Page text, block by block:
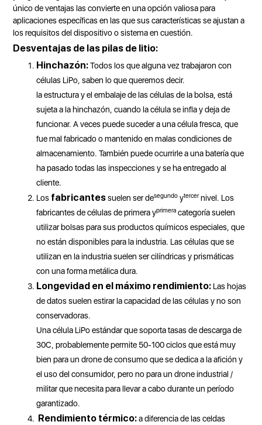
único de ventajas las convierte en una opción valiosa para
aplicaciones específicas en las que sus características se ajustan a
los requisitos del dispositivo o sistema en cuestión.
Desventajas de las pilas de litio:
Hinchazón:Todos los que alguna vez trabajaron con
células LiPo, saben lo que queremos decir.
la estructura y el embalaje de las células de la bolsa, está
sujeta a la hinchazón, cuando la célula se infla y deja de
funcionar. A veces puede suceder a una célula fresca, que
fue mal fabricado o mantenido en malas condiciones de
almacenamiento. También puede ocurrirle a una batería que
ha pasado todas las inspecciones y se ha entregado al
cliente.
Los fabricantessuelen ser desegundo ytercernivel. Los
fabricantes de células de primera yprimera categoría suelen
utilizar bolsas para sus productos químicos especiales, que
no están disponibles para la industria. Las células que se
utilizan en la industria suelen ser cilíndricas y prismáticas
con una forma metálica dura.
Longevidad en el máximo rendimiento: Las hojas
de datos suelen estirar la capacidad de las células y no son
conservadoras.
Una célula LiPo estándar que soporta tasas de descarga de
30C, probablemente permite 50-100 ciclos que está muy
bien para un drone de consumo que se dedica a la afición y
el uso del consumidor, pero no para un drone industrial /
militar que necesita para llevar a cabo durante un período
garantizado.
Rendimiento térmico:a diferencia de las celdas